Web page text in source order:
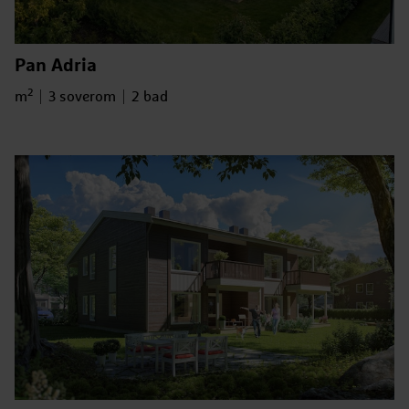
Pan Adria
Bruksareal
m2 Antall soverom
3 soverom Antall bad
2 bad